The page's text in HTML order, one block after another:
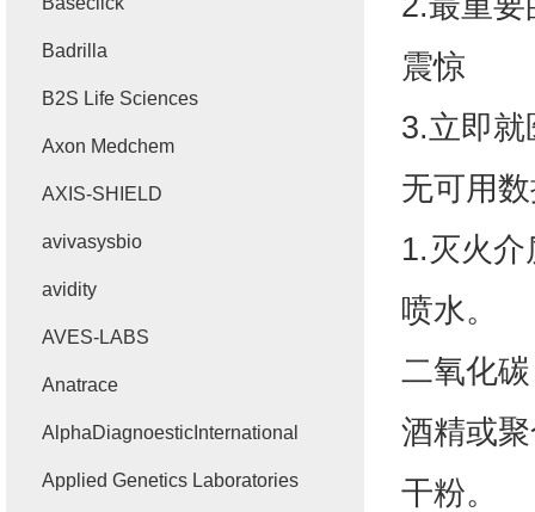
震惊
3.立即就
无可用
1.灭火介
喷水。
二氧化碳
酒精或
干粉。
Badrilla
B2S Life Sciences
Axon Medchem
AXIS-SHIELD
avivasysbio
avidity
AVES-LABS
Anatrace
AlphaDiagnoesticInternational
Applied Genetics Laboratories